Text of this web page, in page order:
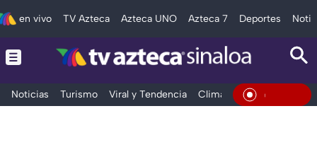
en vivo TV Azteca Azteca UNO Azteca 7 Deportes
Noticias Turismo Viral y Tendencia Clima Deportes En Vivo